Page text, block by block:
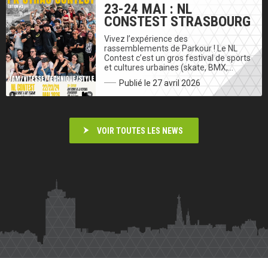
23-24 MAI : NL
CONSTEST STRASBOURG
Vivez l’expérience des
rassemblements de Parkour ! Le NL
Contest c’est un gros festival de sports
et cultures urbaines (skate, BMX,…
Publié le 27 avril 2026
VOIR TOUTES LES NEWS